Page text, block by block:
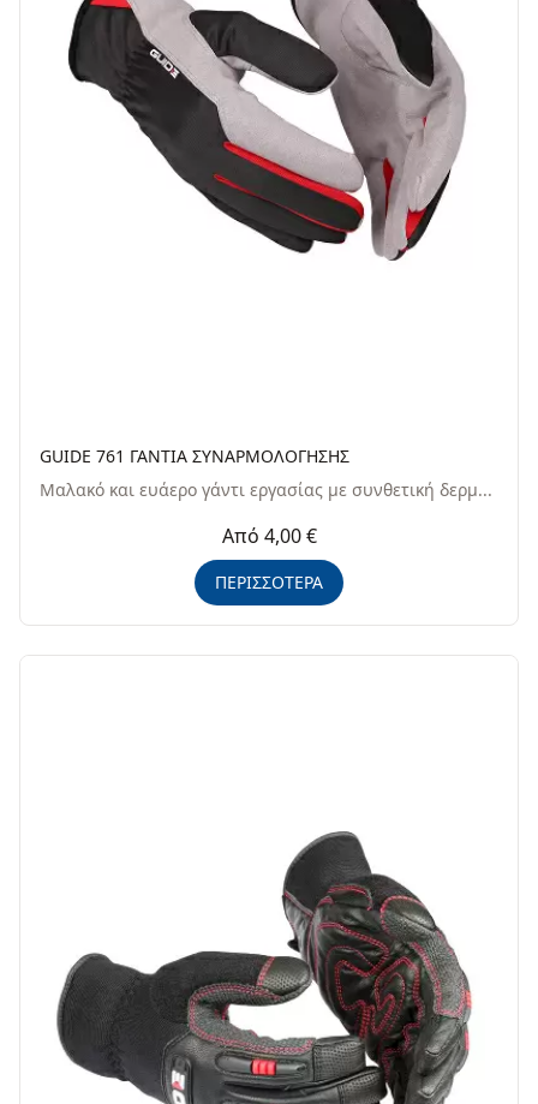
GUIDE 761 ΓΑΝΤΙΑ ΣΥΝΑΡΜΟΛΟΓΗΣΗΣ
Μαλακό και ευάερo γάντι εργασίας με συνθετική δερμ...
Από 4,00 €
ΠΕΡΙΣΣΟΤΕΡΑ